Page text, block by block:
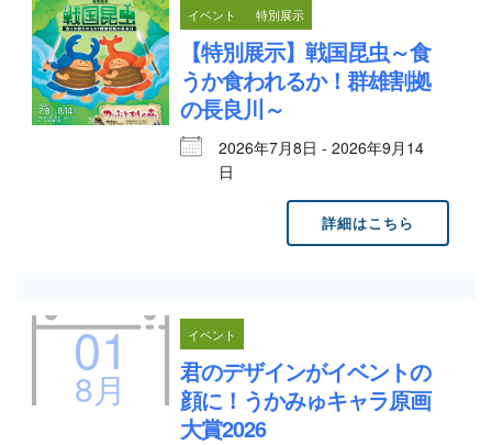
イベント 特別展示
【特別展示】戦国昆虫～食
うか食われるか！群雄割拠
の長良川～
2026年7月8日 - 2026年9月14
日
詳細はこちら
01
8月
イベント
君のデザインがイベントの
顔に！うかみゅキャラ原画
大賞2026